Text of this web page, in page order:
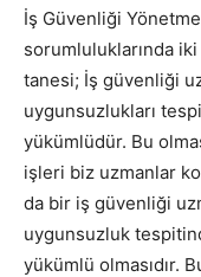
İş Güvenliği
sorumluluklarında
tanesi; İş güvenliği
uygunsuzlukları
yükümlüdür. Bu
işleri biz uzmanlar
da bir iş güvenliği
uygunsuzluk
yükümlü olmasıdır.